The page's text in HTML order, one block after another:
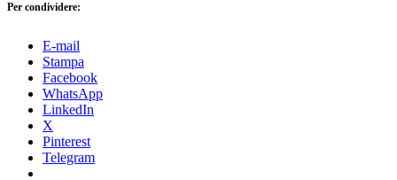
Per condividere:
E-mail
Stampa
Facebook
WhatsApp
LinkedIn
X
Pinterest
Telegram